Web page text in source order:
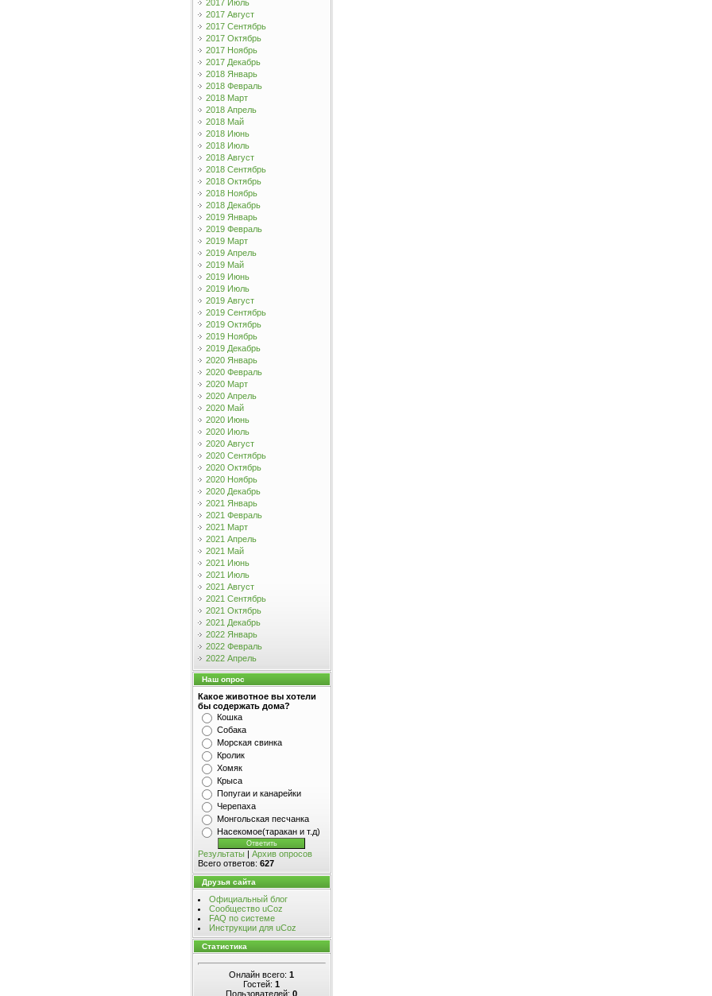
2017 Июль
2017 Август
2017 Сентябрь
2017 Октябрь
2017 Ноябрь
2017 Декабрь
2018 Январь
2018 Февраль
2018 Март
2018 Апрель
2018 Май
2018 Июнь
2018 Июль
2018 Август
2018 Сентябрь
2018 Октябрь
2018 Ноябрь
2018 Декабрь
2019 Январь
2019 Февраль
2019 Март
2019 Апрель
2019 Май
2019 Июнь
2019 Июль
2019 Август
2019 Сентябрь
2019 Октябрь
2019 Ноябрь
2019 Декабрь
2020 Январь
2020 Февраль
2020 Март
2020 Апрель
2020 Май
2020 Июнь
2020 Июль
2020 Август
2020 Сентябрь
2020 Октябрь
2020 Ноябрь
2020 Декабрь
2021 Январь
2021 Февраль
2021 Март
2021 Апрель
2021 Май
2021 Июнь
2021 Июль
2021 Август
2021 Сентябрь
2021 Октябрь
2021 Декабрь
2022 Январь
2022 Февраль
2022 Апрель
Наш опрос
Какое животное вы хотели
бы содержать дома?
Кошка
Собака
Морская свинка
Кролик
Хомяк
Крыса
Попугаи и канарейки
Черепаха
Монгольская песчанка
Насекомое(таракан и т.д)
Результаты| Архив опросов
Всего ответов: 627
Друзья сайта
Официальный блог
Сообщество uCoz
FAQ по системе
Инструкции для uCoz
Статистика
Онлайн всего: 1
Гостей: 1
Пользователей: 0